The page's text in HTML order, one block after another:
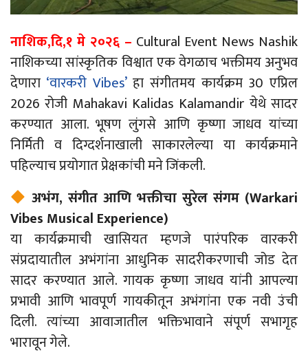
नाशिक,दि,१ मे २०२६ – Cultural Event News Nashik
नाशिकच्या सांस्कृतिक विश्वात एक वेगळाच भक्तीमय अनुभव
देणारा ‘वारकरी Vibes’हा संगीतमय कार्यक्रम 30 एप्रिल
2026 रोजी Mahakavi Kalidas Kalamandir येथे सादर
करण्यात आला. भूषण लुंगसे आणि कृष्णा जाधव यांच्या
निर्मिती व दिग्दर्शनाखाली साकारलेल्या या कार्यक्रमाने
पहिल्याच प्रयोगात प्रेक्षकांची मने जिंकली.
अभंग, संगीत आणि भक्तीचा सुरेल संगम (Warkari
Vibes Musical Experience)
या कार्यक्रमाची खासियत म्हणजे पारंपरिक वारकरी
संप्रदायातील अभंगांना आधुनिक सादरीकरणाची जोड देत
सादर करण्यात आले. गायक कृष्णा जाधव यांनी आपल्या
प्रभावी आणि भावपूर्ण गायकीतून अभंगांना एक नवी उंची
दिली. त्यांच्या आवाजातील भक्तिभावाने संपूर्ण सभागृह
भारावून गेले.